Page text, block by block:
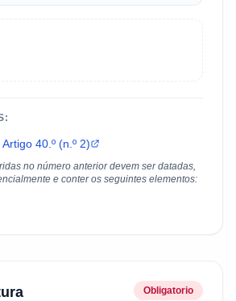
40.º (n.º 2)
no número anterior devem ser datadas,
e conter os seguintes elementos:
Obligatorio